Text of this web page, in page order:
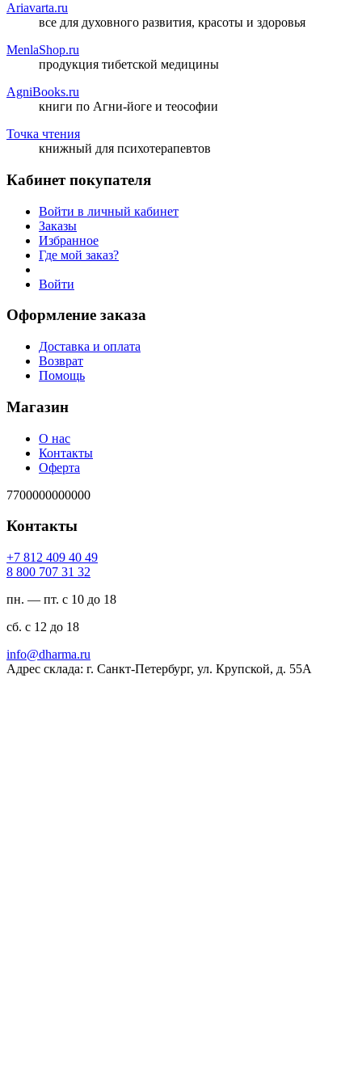
Ariavarta.ru
все для духовного развития, красоты и здоровья
MenlaShop.ru
продукция тибетской медицины
AgniBooks.ru
книги по Агни-йоге и теософии
Точка чтения
книжный для психотерапевтов
Кабинет покупателя
Войти в личный кабинет
Заказы
Избранное
Где мой заказ?
Войти
Оформление заказа
Доставка и оплата
Возврат
Помощь
Магазин
О нас
Контакты
Оферта
7700000000000
Контакты
94 04 904 218 7+
23 13 707 008 8
пн. — пт. с 10 до 18
сб. с 12 до 18
ur.amrahd@ofni
Адрес склада: г. Санкт-Петербург, ул. Крупской, д. 55А